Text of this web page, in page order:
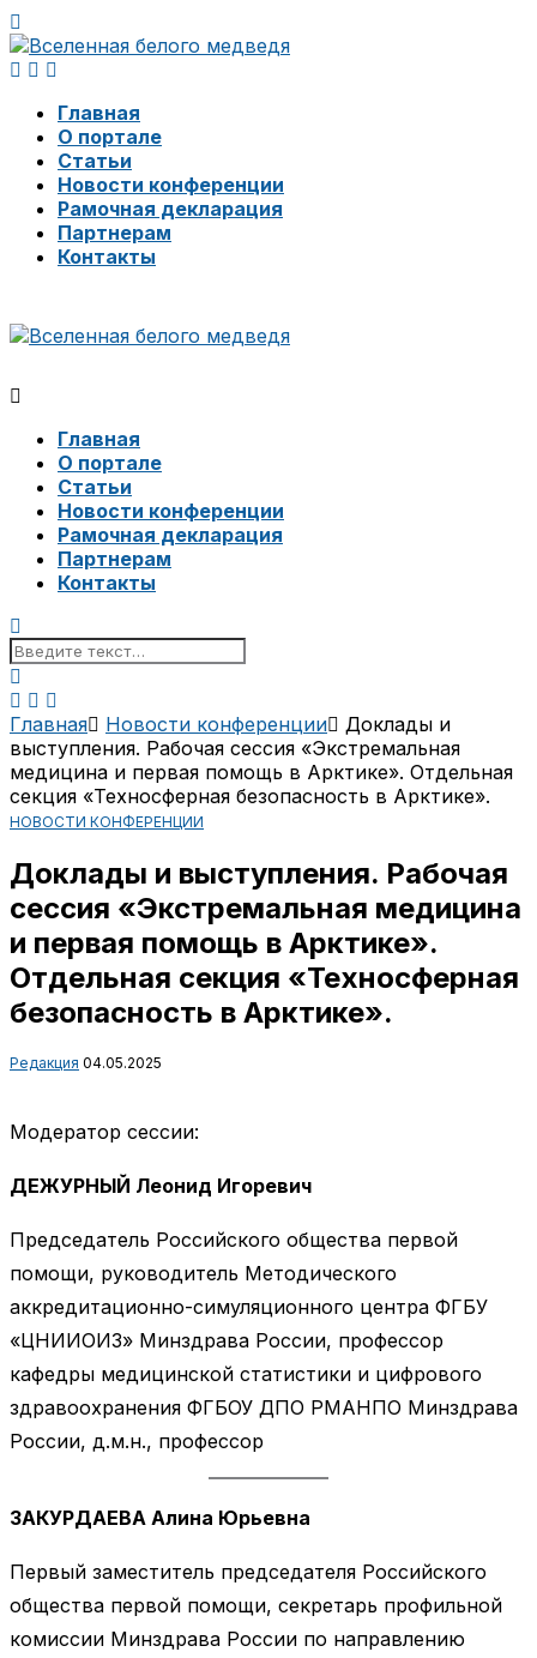
Главная
О портале
Статьи
Новости конференции
Рамочная декларация
Партнерам
Контакты
Главная
О портале
Статьи
Новости конференции
Рамочная декларация
Партнерам
Контакты
Главная Новости конференции
Доклады и
выступления. Рабочая сессия «Экстремальная
медицина и первая помощь в Арктике». Отдельная
секция «Техносферная безопасность в Арктике».
НОВОСТИ КОНФЕРЕНЦИИ
Доклады и выступления. Рабочая
сессия «Экстремальная медицина
и первая помощь в Арктике».
Отдельная секция «Техносферная
безопасность в Арктике».
Редакция 04.05.2025
Модератор сессии:
ДЕЖУРНЫЙ Леонид Игоревич
Председатель Российского общества первой
помощи, руководитель Методического
аккредитационно-симуляционного центра ФГБУ
«ЦНИИОИЗ» Минздрава России, профессор
кафедры медицинской статистики и цифрового
здравоохранения ФГБОУ ДПО РМАНПО Минздрава
России, д.м.н., профессор
ЗАКУРДАЕВА Алина Юрьевна
Первый заместитель председателя Российского
общества первой помощи, секретарь профильной
комиссии Минздрава России по направлению